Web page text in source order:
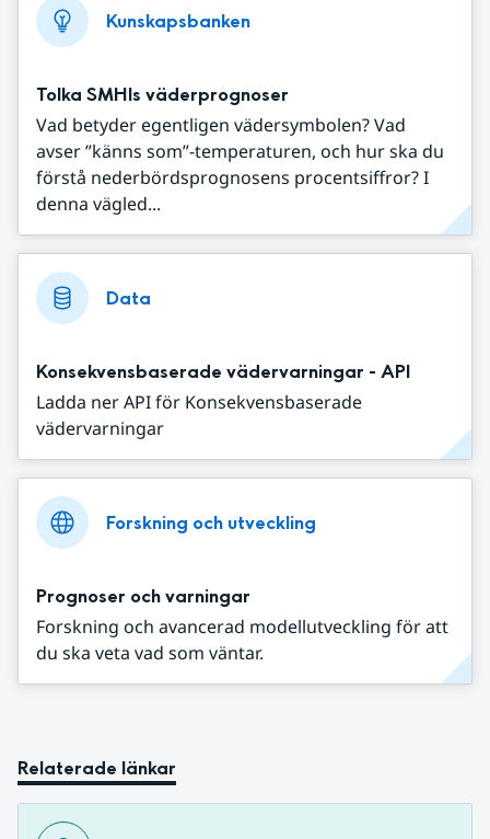
Kunskapsbanken
Tolka SMHIs väderprognoser
Vad betyder egentligen vädersymbolen? Vad
avser ”känns som”-temperaturen, och hur ska du
förstå nederbördsprognosens procentsiffror? I
denna vägled...
Data
Konsekvensbaserade vädervarningar - API
Ladda ner API för Konsekvensbaserade
vädervarningar
Forskning och utveckling
Prognoser och varningar
Forskning och avancerad modellutveckling för att
du ska veta vad som väntar.
Relaterade länkar